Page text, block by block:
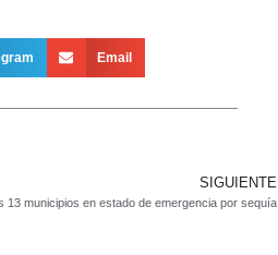
Email
SIGUIENTE
13 municipios en estado de emergencia por sequía